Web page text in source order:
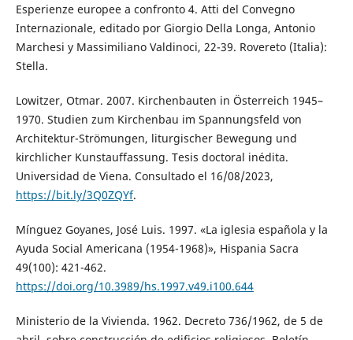
Esperienze europee a confronto 4. Atti del Convegno
Internazionale, editado por Giorgio Della Longa, Antonio
Marchesi y Massimiliano Valdinoci, 22-39. Rovereto (Italia):
Stella.
Lowitzer, Otmar. 2007. Kirchenbauten in Österreich 1945–
1970. Studien zum Kirchenbau im Spannungsfeld von
Architektur-Strömungen, liturgischer Bewegung und
kirchlicher Kunstauffassung. Tesis doctoral inédita.
Universidad de Viena. Consultado el 16/08/2023,
https://bit.ly/3Q0ZQYf.
Mínguez Goyanes, José Luis. 1997. «La iglesia española y la
Ayuda Social Americana (1954-1968)», Hispania Sacra
49(100): 421-462.
https://doi.org/10.3989/hs.1997.v49.i100.644
Ministerio de la Vivienda. 1962. Decreto 736/1962, de 5 de